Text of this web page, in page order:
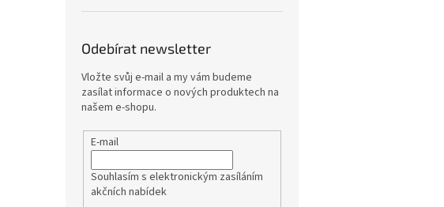
Odebírat newsletter
Vložte svůj e-mail a my vám budeme
zasílat informace o nových produktech na
našem e-shopu.
E-mail
Souhlasím s elektronickým zasíláním
akčních nabídek